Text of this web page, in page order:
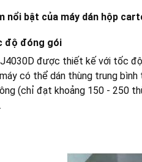
nổi bật của máy dán hộp
độ đóng gói
được thiết kế với tốc
có thể dán thùng trung
(chỉ đạt khoảng 150 - 250